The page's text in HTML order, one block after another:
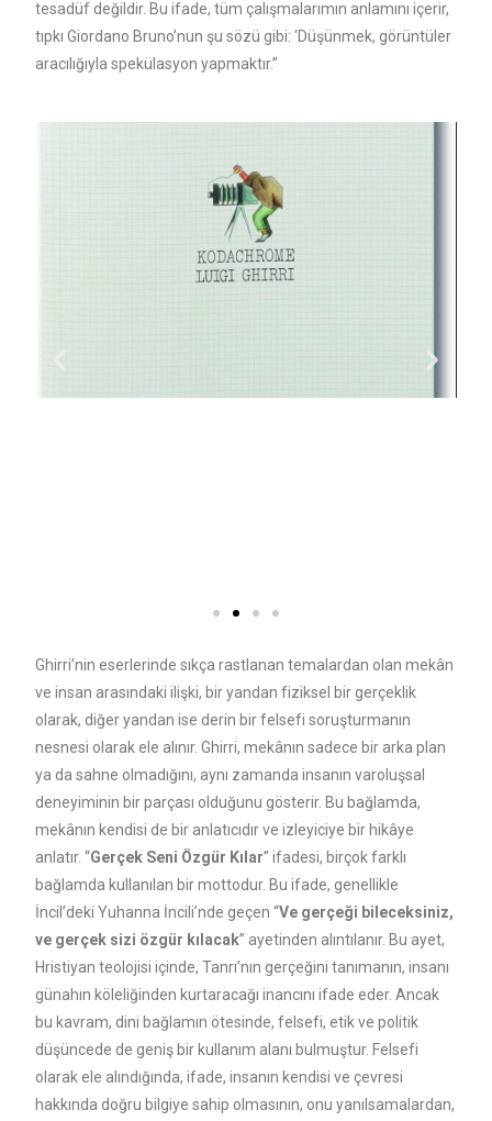
tesadüf değildir. Bu ifade, tüm çalışmalarımın anlamını içerir,
tıpkı Giordano Bruno’nun şu sözü gibi: ‘Düşünmek, görüntüler
aracılığıyla spekülasyon yapmaktır.”
Ghirri’nin eserlerinde sıkça rastlanan temalardan olan mekân
ve insan arasındaki ilişki, bir yandan fiziksel bir gerçeklik
olarak, diğer yandan ise derin bir felsefi soruşturmanın
nesnesi olarak ele alınır. Ghirri, mekânın sadece bir arka plan
ya da sahne olmadığını, aynı zamanda insanın varoluşsal
deneyiminin bir parçası olduğunu gösterir. Bu bağlamda,
mekânın kendisi de bir anlatıcıdır ve izleyiciye bir hikâye
anlatır. “Gerçek Seni Özgür Kılar” ifadesi, birçok farklı
bağlamda kullanılan bir mottodur. Bu ifade, genellikle
İncil’deki Yuhanna İncili’nde geçen “Ve gerçeği bileceksiniz,
ve gerçek sizi özgür kılacak” ayetinden alıntılanır. Bu ayet,
Hristiyan teolojisi içinde, Tanrı’nın gerçeğini tanımanın, insanı
günahın köleliğinden kurtaracağı inancını ifade eder. Ancak
bu kavram, dini bağlamın ötesinde, felsefi, etik ve politik
düşüncede de geniş bir kullanım alanı bulmuştur. Felsefi
olarak ele alındığında, ifade, insanın kendisi ve çevresi
hakkında doğru bilgiye sahip olmasının, onu yanılsamalardan,